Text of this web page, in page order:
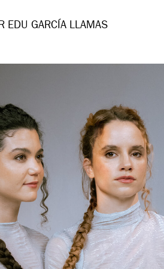
EDU GARCÍA LLAMAS